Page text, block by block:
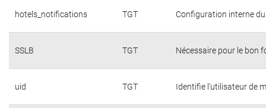
hotels_notifications TGT Configuration interne
SSLB TGT Nécessaire pour le bon
uid TGT Identifie l'utilisateur de